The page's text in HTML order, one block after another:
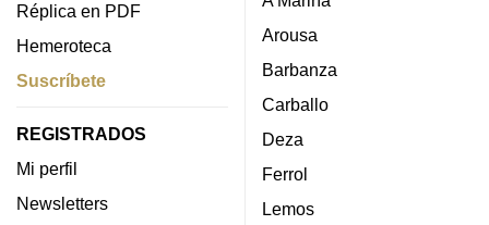
Réplica en PDF
Hemeroteca
Suscríbete
REGISTRADOS
Mi perfil
Newsletters
Arousa
Barbanza
Carballo
Deza
Ferrol
Lemos